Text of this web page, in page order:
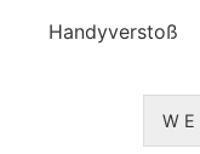
Handyverstoß
W E